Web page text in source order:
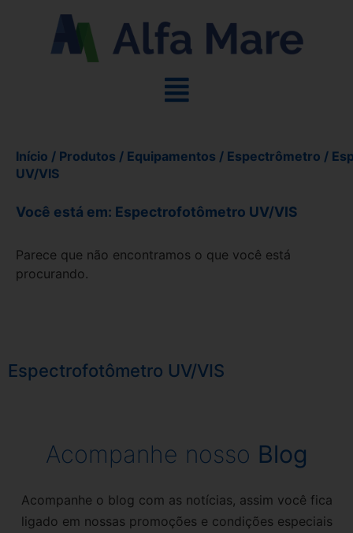
Início / Produtos / Equipamentos / Espectrômetro /
UV/VIS
Você está em: Espectrofotômetro UV/VIS
Parece que não encontramos o que você está
procurando.
Espectrofotômetro UV/VIS
Acompanhe nosso Blog
Acompanhe o blog com as notícias, assim você fica
ligado em nossas promoções e condições especiais